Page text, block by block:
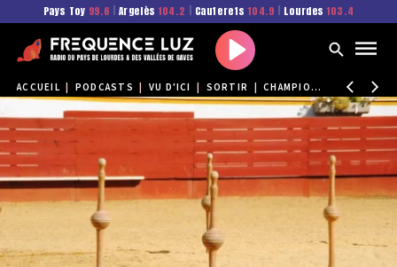
Pays Toy 99.6 Argelès 104.2 Cauterets 104.9 Lourdes 103.4
Play
ACCUEIL PODCASTS VU D'ICI SORTIR CHAMPIONNAT QUILLE DE 9